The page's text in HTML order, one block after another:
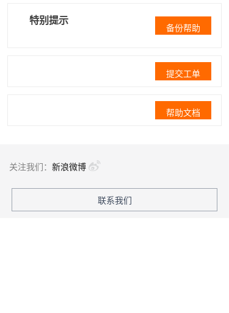
特别提示
备份帮助
提交工单
帮助文档